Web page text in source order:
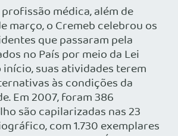
médica, além de
março, o Cremeb celebrou os
que passaram pela
no País por meio da Lei
início, suas atividades terem
às condições da
Em 2007, foram 386
são capilarizadas nas 23
com 1.730 exemplares